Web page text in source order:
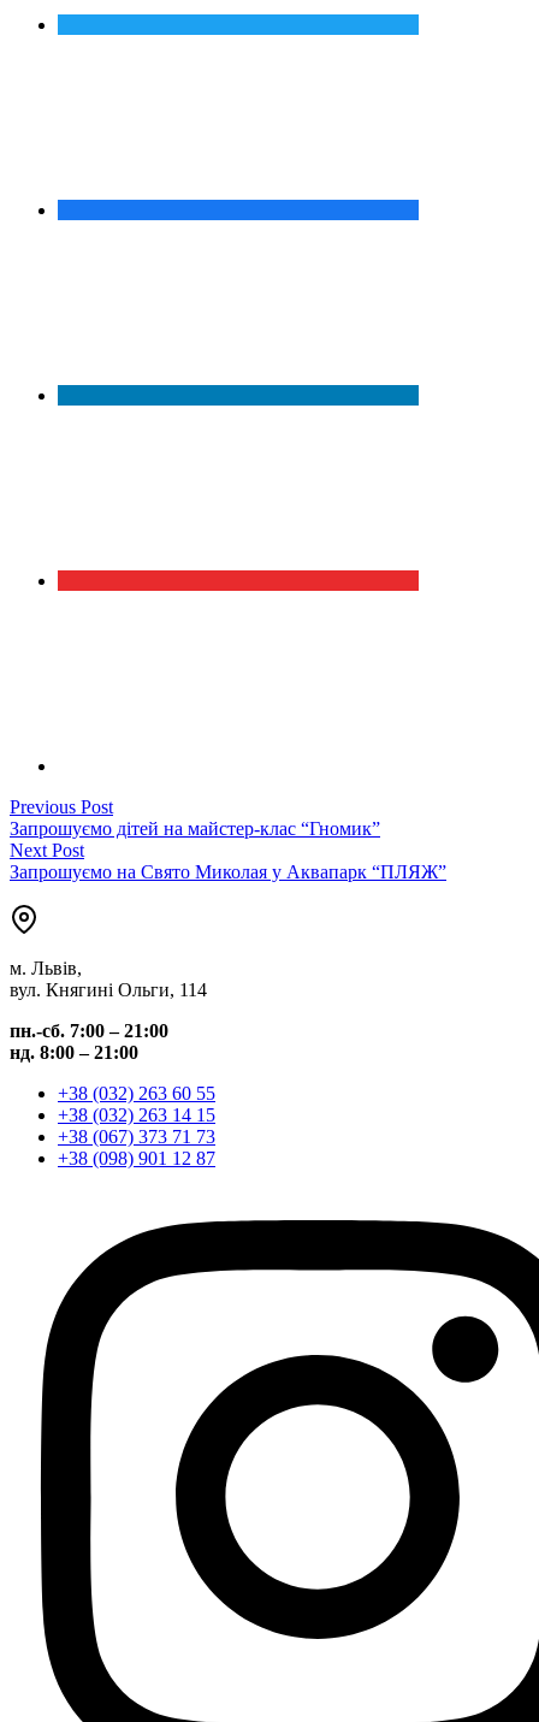
Навігація
записів
Previous PostPrevious
post:
Запрошуємо дітей на майстер-клас “Гномик”
Next PostNext
post:
Запрошуємо на Свято Миколая у Аквапарк “ПЛЯЖ”
м. Львів,
вул. Княгині Ольги, 114
пн.-сб. 7:00 – 21:00
нд. 8:00 – 21:00
+38 (032) 263 60 55
+38 (032) 263 14 15
+38 (067) 373 71 73
+38 (098) 901 12 87